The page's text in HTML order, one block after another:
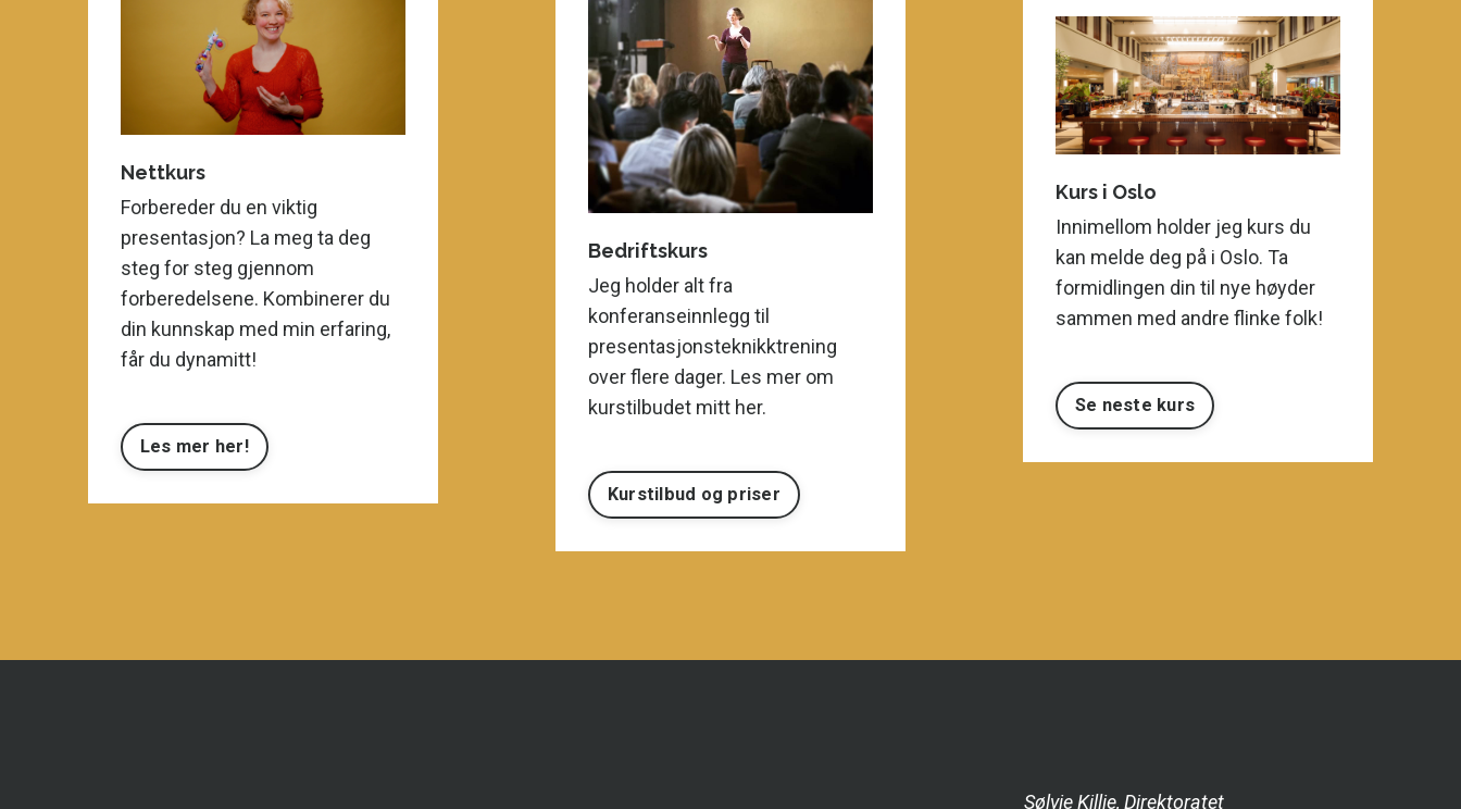
Nettkurs
Forbereder du en viktig
presentasjon? La meg ta deg
steg for steg gjennom
forberedelsene. Kombinerer du
din kunnskap med min erfaring,
får du dynamitt!
Les mer her!
Bedriftskurs
Jeg holder alt fra
konferanseinnlegg til
presentasjonsteknikktrening
over flere dager. Les mer om
kurstilbudet mitt her.
Kurstilbud og priser
Kurs i Oslo
Innimellom holder jeg kurs du
kan melde deg på i Oslo. Ta
formidlingen din til nye høyder
sammen med andre flinke folk!
Se neste kurs
Sølvie Killie, Direktoratet